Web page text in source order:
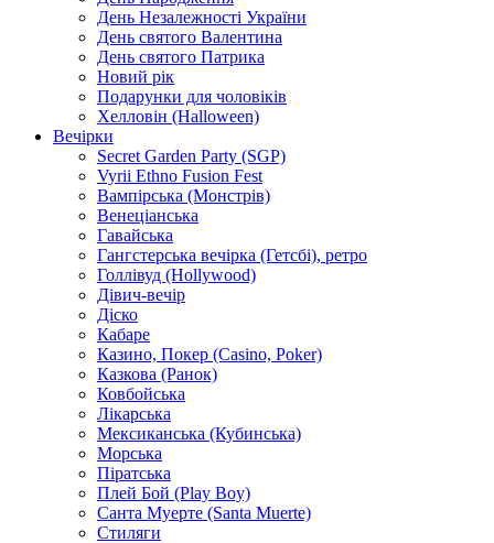
День Незалежності України
День святого Валентина
День святого Патрика
Новий рік
Подарунки для чоловіків
Хелловін (Halloween)
Вечірки
Secret Garden Party (SGP)
Vyrii Ethno Fusion Fest
Вампірська (Монстрів)
Венеціанська
Гавайська
Гангстерська вечірка (Гетсбі), ретро
Голлівуд (Hollywood)
Дівич-вечір
Діско
Кабаре
Казино, Покер (Casino, Poker)
Казкова (Ранок)
Ковбойська
Лікарська
Мексиканська (Кубинська)
Морська
Піратська
Плей Бой (Play Boy)
Санта Муерте (Santa Muerte)
Стиляги